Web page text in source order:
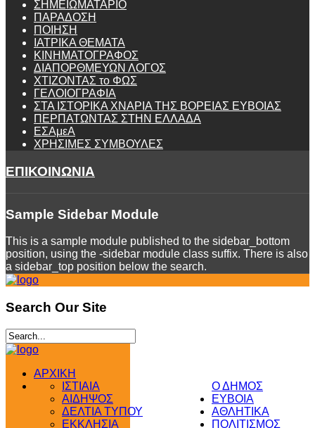
ΣΗΜΕΙΩΜΑΤΑΡΙΟ
ΠΑΡΑΔΟΣΗ
ΠΟΙΗΣΗ
ΙΑΤΡΙΚΑ ΘΕΜΑΤΑ
ΚΙΝΗΜΑΤΟΓΡΑΦΟΣ
ΔΙΑΠΟΡΘΜΕΥΩΝ ΛΟΓΟΣ
ΧΤΙΖΟΝΤΑΣ το ΦΩΣ
ΓΕΛΟΙΟΓΡΑΦΙΑ
ΣΤΑ ΙΣΤΟΡΙΚΑ ΧΝΑΡΙΑ ΤΗΣ ΒΟΡΕΙΑΣ ΕΥΒΟΙΑΣ
ΠΕΡΠΑΤΩΝΤΑΣ ΣΤΗΝ ΕΛΛΑΔΑ
ΕΣΑμεΑ
ΧΡΗΣΙΜΕΣ ΣΥΜΒΟΥΛΕΣ
ΕΠΙΚΟΙΝΩΝΙΑ
Sample Sidebar Module
This is a sample module published to the sidebar_bottom
position, using the -sidebar module class suffix. There is also
a sidebar_top position below the search.
Search Our Site
ΑΡΧΙΚΗ
Ο ΔΗΜΟΣ
ΙΣΤΙΑΙΑ
ΑΙΔΗΨΟΣ
ΔΕΛΤΙΑ ΤΥΠΟΥ
ΕΚΚΛΗΣΙΑ
ΕΥΒΟΙΑ
ΑΘΛΗΤΙΚΑ
ΠΟΛΙΤΙΣΜΟΣ